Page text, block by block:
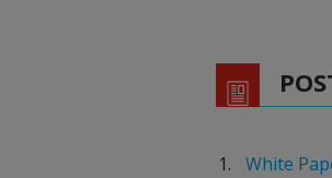
White